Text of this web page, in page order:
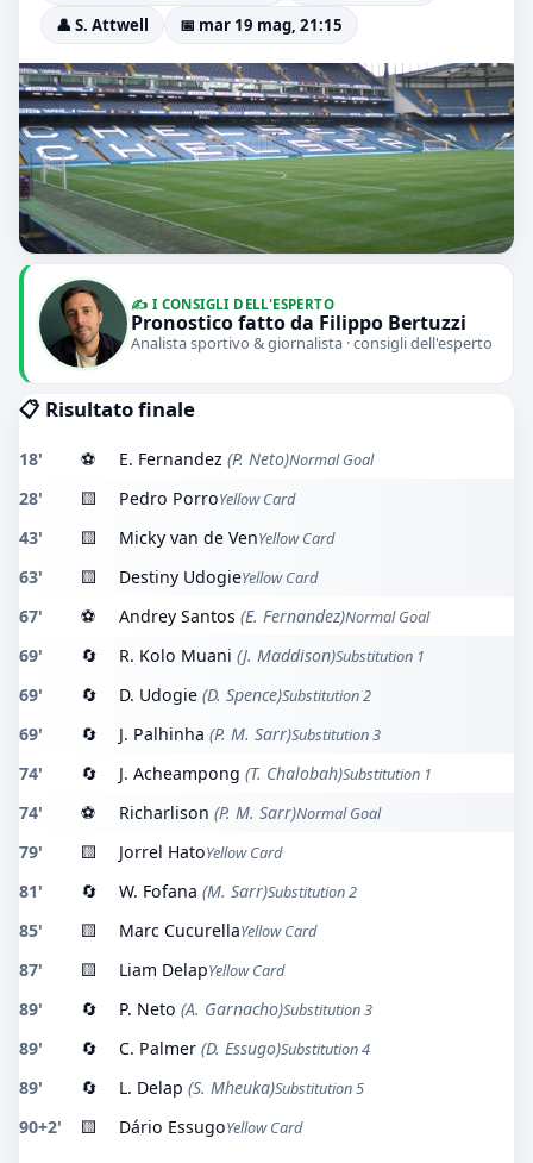
👤 S. Attwell
📅 mar 19 mag, 21:15
✍️ I CONSIGLI DELL'ESPERTO
Pronostico fatto da Filippo Bertuzzi
Analista sportivo & giornalista · consigli dell'esperto
📋 Risultato finale
18' ⚽ E. Fernandez (P. Neto)Normal Goal
28' 🟨 Pedro PorroYellow Card
43' 🟨 Micky van de VenYellow Card
63' 🟨 Destiny UdogieYellow Card
67' ⚽ Andrey Santos (E. Fernandez)Normal Goal
69' 🔄 R. Kolo Muani (J. Maddison)Substitution 1
69' 🔄 D. Udogie (D. Spence)Substitution 2
69' 🔄 J. Palhinha (P. M. Sarr)Substitution 3
74' 🔄 J. Acheampong (T. Chalobah)Substitution 1
74' ⚽ Richarlison (P. M. Sarr)Normal Goal
79' 🟨 Jorrel HatoYellow Card
81' 🔄 W. Fofana (M. Sarr)Substitution 2
85' 🟨 Marc CucurellaYellow Card
87' 🟨 Liam DelapYellow Card
89' 🔄 P. Neto (A. Garnacho)Substitution 3
89' 🔄 C. Palmer (D. Essugo)Substitution 4
89' 🔄 L. Delap (S. Mheuka)Substitution 5
90+2' 🟨 Dário EssugoYellow Card